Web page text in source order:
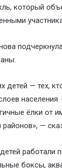
который
— тех,
ёлки от
—
работали
боксы,